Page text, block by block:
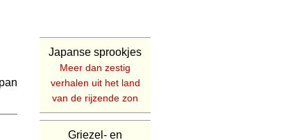
Japanse sprookjes
Meer dan zestig
verhalen uit het land
van de rijzende zon
Griezel- en